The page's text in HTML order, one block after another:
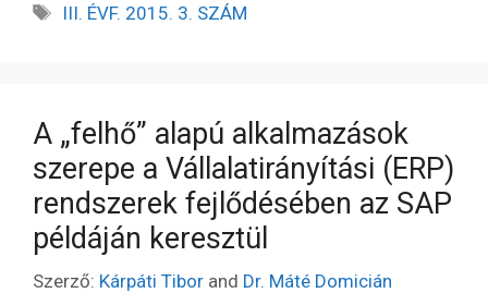
III. ÉVF. 2015. 3. SZÁM
A „felhő” alapú alkalmazások
szerepe a Vállalatirányítási (ERP)
rendszerek fejlődésében az SAP
példáján keresztül
Szerző: Kárpáti Tibor and Dr. Máté Domicián